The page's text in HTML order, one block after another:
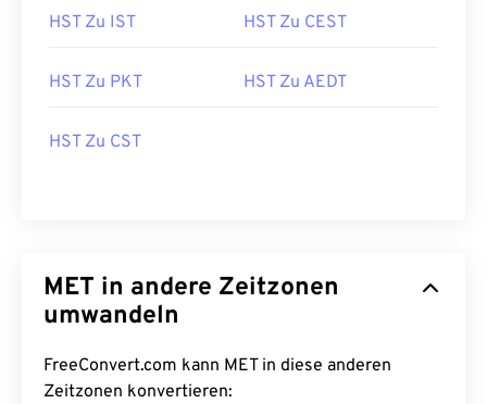
HST Zu IST HST Zu CEST
HST Zu PKT HST Zu AEDT
HST Zu CST
MET in andere Zeitzonen
umwandeln
FreeConvert.com kann MET in diese anderen
Zeitzonen konvertieren: